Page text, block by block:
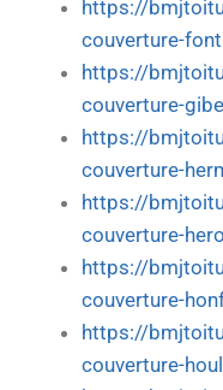
https://
couverture-
https://
couverture-
https://
couverture-
https://
couverture-
https://
couverture-
https://
couverture-